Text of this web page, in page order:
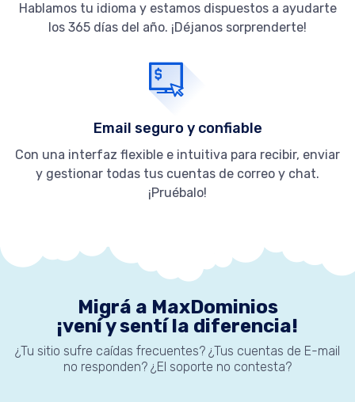
Hablamos tu idioma y estamos dispuestos a ayudarte
los 365 días del año. ¡Déjanos sorprenderte!
Email seguro y confiable
Con una interfaz flexible e intuitiva para recibir, enviar
y gestionar todas tus cuentas de correo y chat.
¡Pruébalo!
Migrá a MaxDominios
¡vení y sentí la diferencia!
¿Tu sitio sufre caídas frecuentes? ¿Tus cuentas de E-mail
no responden? ¿El soporte no contesta?